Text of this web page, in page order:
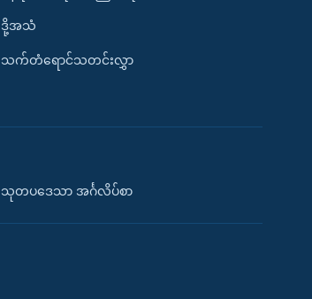
ဒို့အသံ
သက်တံရောင်သတင်းလွှာ
သုတပဒေသာ အင်္ဂလိပ်စာ